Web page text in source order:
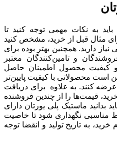
به نکات مهمی توجه کنید تا
مثال قبل از خرید، مشخص کنید
دارید. همچنین بهتر بوده برای
و تامین‌کنندگان معتبر
و کیفیت محصول اطمینان حاصل
است محصولاتی با کیفیت پایین‌تر
کنند. به علاوه برای دریافت
قیمت‌ها را از چندین فروشنده
بدانید ماستیک پلی یورتان دارای
مناسبی نگهداری شود تا خاصیت
به تاریخ تولید و انقضا توجه